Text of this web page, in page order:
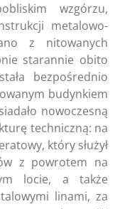
wzgórzu,
metalowo-
z nitowanych
starannie obito
bezpośrednio
budynkiem
nowoczesną
techniczną: na
który służył
z powrotem na
locie, a także
linami, za